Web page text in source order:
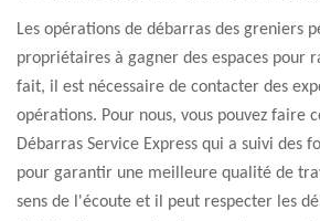
Les opérations de débarras des greniers
propriétaires à gagner des espaces pour
fait, il est nécessaire de contacter des
opérations. Pour nous, vous pouvez faire
Débarras Service Express qui a suivi des
pour garantir une meilleure qualité de
sens de l'écoute et il peut respecter les